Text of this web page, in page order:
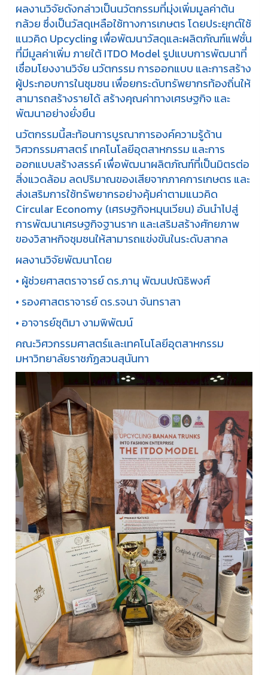
ผลงานวิจัยดังกล่าวเป็นนวัตกรรมที่มุ่งเพิ่มมูลค่าต้น
กล้วย ซึ่งเป็นวัสดุเหลือใช้ทางการเกษตร โดยประยุกต์ใช้
แนวคิด Upcycling เพื่อพัฒนาวัสดุและผลิตภัณฑ์แฟชั่น
ที่มีมูลค่าเพิ่ม ภายใต้ ITDO Model รูปแบบการพัฒนาที่
เชื่อมโยงงานวิจัย นวัตกรรม การออกแบบ และการสร้าง
ผู้ประกอบการในชุมชน เพื่อยกระดับทรัพยากรท้องถิ่นให้
สามารถสร้างรายได้ สร้างคุณค่าทางเศรษฐกิจ และ
พัฒนาอย่างยั่งยืน
นวัตกรรมนี้สะท้อนการบูรณาการองค์ความรู้ด้าน
วิศวกรรมศาสตร์ เทคโนโลยีอุตสาหกรรม และการ
ออกแบบสร้างสรรค์ เพื่อพัฒนาผลิตภัณฑ์ที่เป็นมิตรต่อ
สิ่งแวดล้อม ลดปริมาณของเสียจากภาคการเกษตร และ
ส่งเสริมการใช้ทรัพยากรอย่างคุ้มค่าตามแนวคิด
Circular Economy (เศรษฐกิจหมุนเวียน) อันนำไปสู่
การพัฒนาเศรษฐกิจฐานราก และเสริมสร้างศักยภาพ
ของวิสาหกิจชุมชนให้สามารถแข่งขันในระดับสากล
ผลงานวิจัยพัฒนาโดย
• ผู้ช่วยศาสตราจารย์ ดร.ภานุ พัฒนปณิธิพงศ์
• รองศาสตราจารย์ ดร.รจนา จันทราสา
• อาจารย์ชุติมา งามพิพัฒน์
คณะวิศวกรรมศาสตร์และเทคโนโลยีอุตสาหกรรม
มหาวิทยาลัยราชภัฏสวนสุนันทา